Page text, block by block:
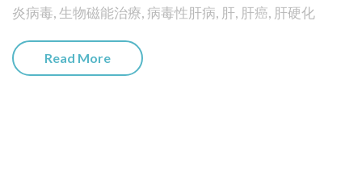
炎病毒, 生物磁能治療,病毒性肝病, 肝, 肝癌, 肝硬化
Read More